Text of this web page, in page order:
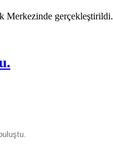
Merkezinde gerçekleştirildi.